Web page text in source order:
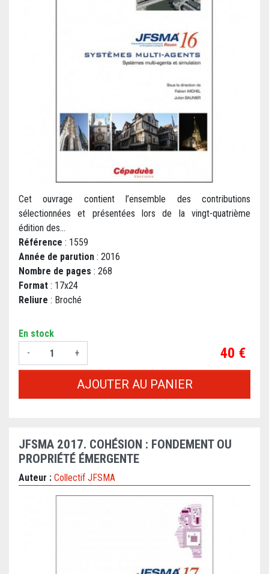
Cet ouvrage contient l’ensemble des contributions
sélectionnées et présentées lors de la vingt-quatrième
édition des...
Référence : 1559
Année de parution : 2016
Nombre de pages : 268
Format : 17x24
Reliure : Broché
En stock
-
+ Prix
40 €
AJOUTER AU PANIER
JFSMA 2017. COHÉSION : FONDEMENT OU
PROPRIÉTÉ ÉMERGENTE
Auteur : Collectif JFSMA